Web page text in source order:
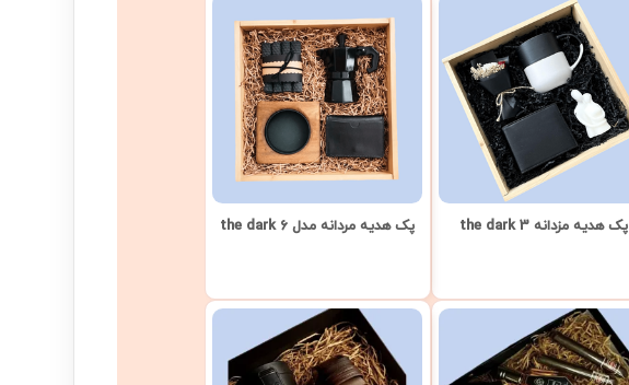
پک هدیه مزدانه the dark 3 پک هدیه مردانه مدل the dark 6